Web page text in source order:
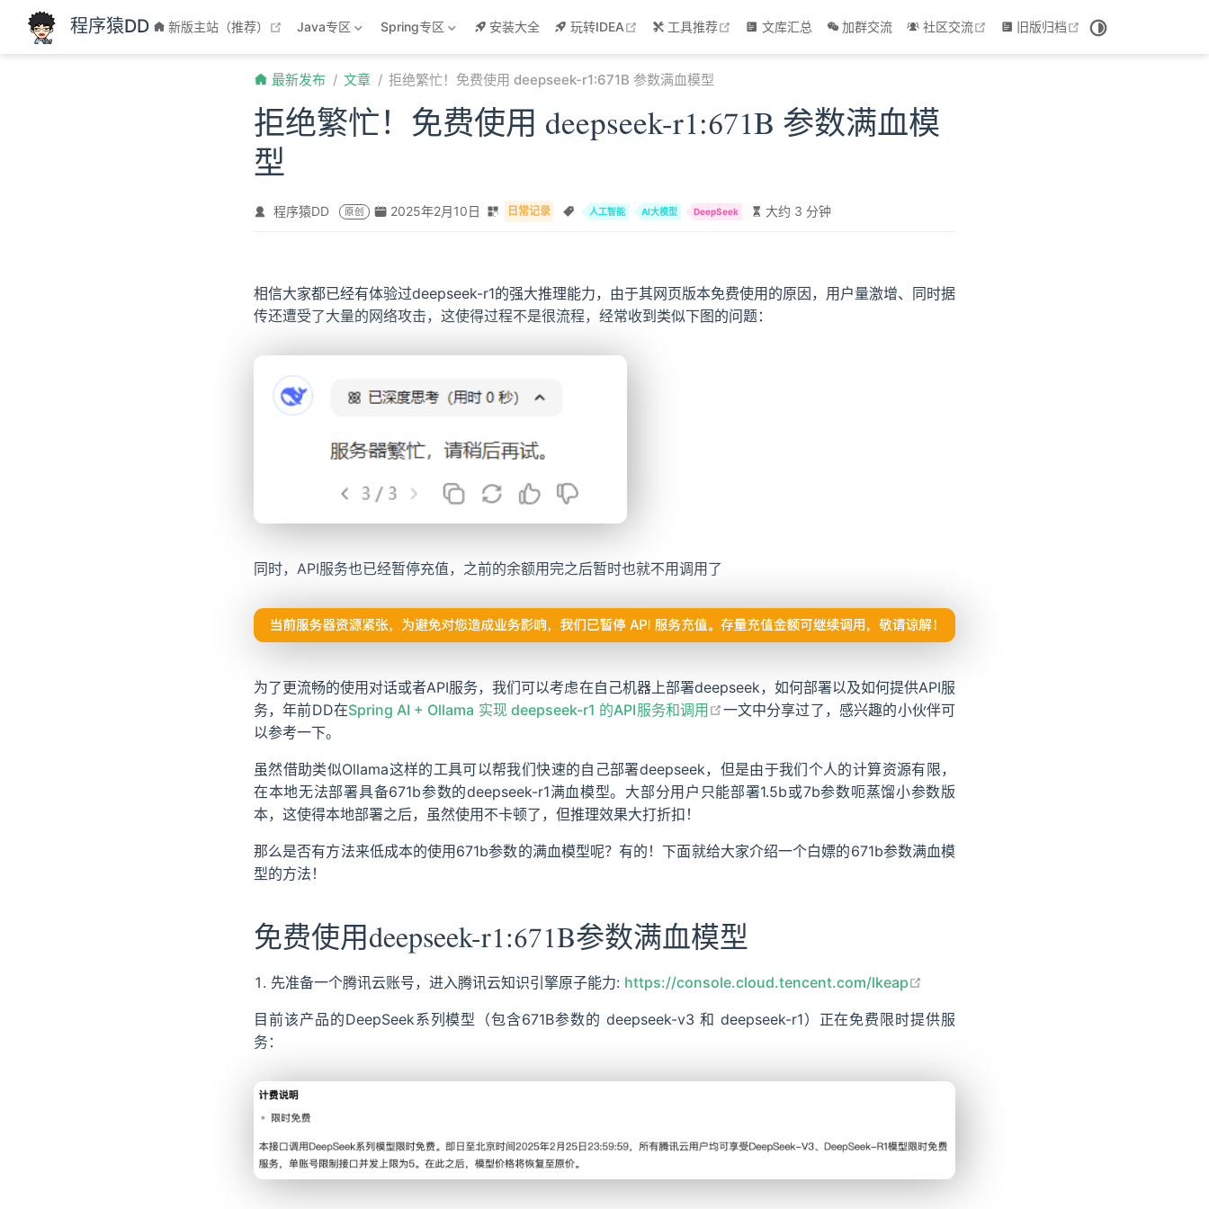
跳至主要內容
程序猿DD 新版主站（推荐） open in new window
Java专区 Spring专区 安装大全 玩转IDEA open in new window
工具推荐 open in new window
文库汇总 加群交流 社区交流 open in new window
旧版归档 open in new window
最新发布 文章 拒绝繁忙！免费使用 deepseek-r1:671B 参数满血模型
拒绝繁忙！免费使用 deepseek-r1:671B 参数满血模
型
程序猿DD 原创 2025年2月10日 日常记录 人工智能 AI大模型 DeepSeek 大约 3 分钟
相信大家都已经有体验过deepseek-r1的强大推理能力，由于其网页版本免费使用的原因，用户量激增、同时据
传还遭受了大量的网络攻击，这使得过程不是很流程，经常收到类似下图的问题：
同时，API服务也已经暂停充值，之前的余额用完之后暂时也就不用调用了
为了更流畅的使用对话或者API服务，我们可以考虑在自己机器上部署deepseek，如何部署以及如何提供API服
务，年前DD在Spring AI + Ollama 实现 deepseek-r1 的API服务和调用 open in new window
一文中分享过了，感兴趣的小伙伴可
以参考一下。
虽然借助类似Ollama这样的工具可以帮我们快速的自己部署deepseek，但是由于我们个人的计算资源有限，
在本地无法部署具备671b参数的deepseek-r1满血模型。大部分用户只能部署1.5b或7b参数呃蒸馏小参数版
本，这使得本地部署之后，虽然使用不卡顿了，但推理效果大打折扣！
那么是否有方法来低成本的使用671b参数的满血模型呢？有的！下面就给大家介绍一个白嫖的671b参数满血模
型的方法！
免费使用deepseek-r1:671B参数满血模型
先准备一个腾讯云账号，进入腾讯云知识引擎原子能力: https://console.cloud.tencent.com/lkeap
目前该产品的DeepSeek系列模型（包含671B参数的 deepseek-v3 和 deepseek-r1）正在免费限时提供服
务：